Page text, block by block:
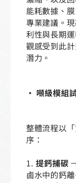
能耗數據、
專業建議。
利性與長期
觀感受到此
潛力。
• 噸級模組
整體流程以
1.提鈣捕碳
鹵水中的鈣